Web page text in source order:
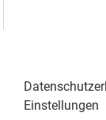
Einstellungen